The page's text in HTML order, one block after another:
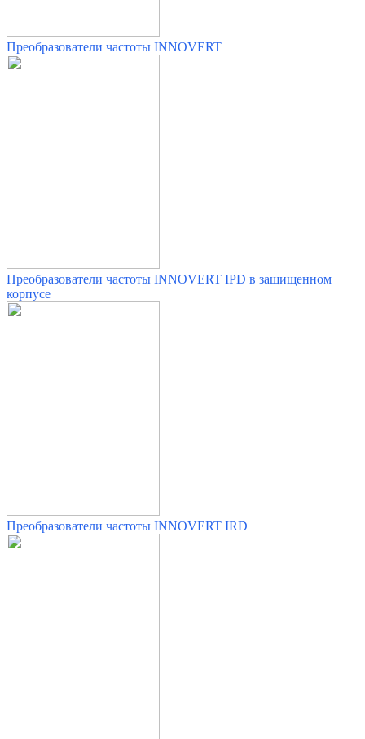
Преобразователи частоты INNOVERT
Преобразователи частоты INNOVERT IPD в защищенном
корпусе
Преобразователи частоты INNOVERT IRD